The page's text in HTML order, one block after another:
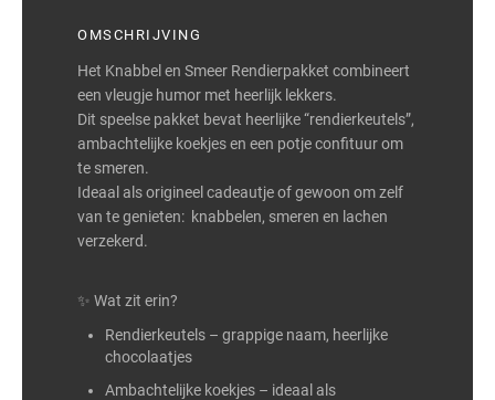
OMSCHRIJVING
Het Knabbel en Smeer Rendierpakket combineert
een vleugje humor met heerlijk lekkers.
Dit speelse pakket bevat heerlijke “rendierkeutels”,
ambachtelijke koekjes en een potje confituur om
te smeren.
Ideaal als origineel cadeautje of gewoon om zelf
van te genieten: knabbelen, smeren en lachen
verzekerd.
✨ Wat zit erin?
Rendierkeutels – grappige naam, heerlijke
chocolaatjes
Ambachtelijke koekjes – ideaal als